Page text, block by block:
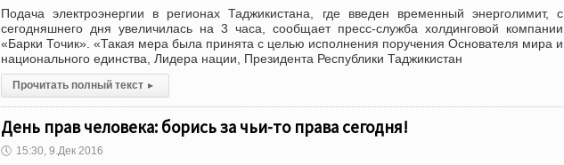
Подача электроэнергии в регионах Таджикистана, где введен временный энерголимит, с
сегодняшнего дня увеличилась на 3 часа, сообщает пресс-служба холдинговой компании
«Барки Точик». «Такая мера была принята с целью исполнения поручения Основателя мира и
национального единства, Лидера нации, Президента Республики Таджикистан
Прочитать полный текст ▸
День прав человека: борись за чьи-то права сегодня!
🕔 15:30, 9.Дек 2016